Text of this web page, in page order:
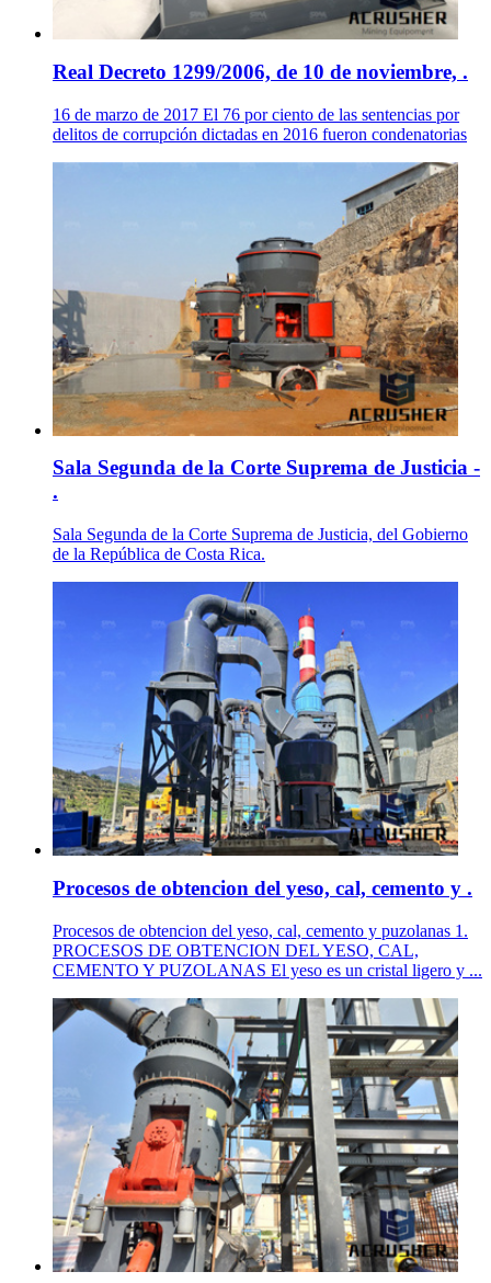
Real Decreto 1299/2006, de 10 de noviembre, .
16 de marzo de 2017 El 76 por ciento de las sentencias por
delitos de corrupción dictadas en 2016 fueron condenatorias
Sala Segunda de la Corte Suprema de Justicia -
.
Sala Segunda de la Corte Suprema de Justicia, del Gobierno
de la República de Costa Rica.
Procesos de obtencion del yeso, cal, cemento y .
Procesos de obtencion del yeso, cal, cemento y puzolanas 1.
PROCESOS DE OBTENCION DEL YESO, CAL,
CEMENTO Y PUZOLANAS El yeso es un cristal ligero y ...